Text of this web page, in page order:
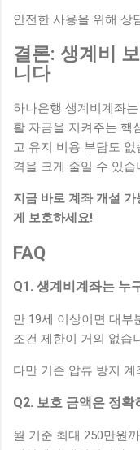
안전한 사용을 위해 상
결론: 생계비
니다
하나은행 생계비계좌
활 자금을 지켜주는 핵
고 유지 비용 부담도
격을 크게 줄일 수 있습
지금 바로 계좌 개설
게 보호하세요!
FAQ
Q1. 생계비계좌는 누
만 19세 이상이면 대부
조건 제한이 거의 없습
다만 기존 압류 방지
Q2. 보호 금액은 정확
월 기준 최대 250만원